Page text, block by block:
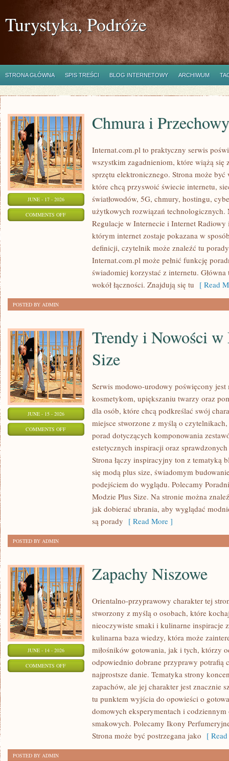
Turystyka, Podróże
STRONA GŁÓWNA SPIS TREŚCI BLOG INTERNETOWY ARCHIWUM
JUNE - 17 - 2026
COMMENTS OFFON
PRZECHOWYWANIE
Chmura i
Internat.com.pl to praktyczny serwis
wszystkim zagadnieniom, które wiążą się
sprzętu elektronicznego. Strona może
które chcą przyswoić świecie internetu,
światłowodów, 5G, chmury, hostingu,
użytkowych rozwiązań technologicznych.
Regulacje w Internecie i Internet
którym internet zostaje pokazana w
definicji, czytelnik może znaleźć tu
Internat.com.pl może pełnić funkcję
świadomiej korzystać z internetu.
wokół łączności. Znajdują się tu [ Read
POSTED BY ADMIN
JUNE - 15 - 2026
COMMENTS OFFON
Trendy i Nowości w
Size
Serwis modowo-urodowy poświęcony
kosmetykom, upiększaniu twarzy oraz
dla osób, które chcą podkreślać swój
miejsce stworzone z myślą o
porad dotyczących komponowania
estetycznych inspiracji oraz
Strona łączy inspiracyjny ton z tematyką
się modą plus size, świadomym
podejściem do wyglądu. Polecamy
Modzie Plus Size. Na stronie można
jak dobierać ubrania, aby wyglądać
są porady [ Read More ]
POSTED BY ADMIN
JUNE - 14 - 2026
COMMENTS OFFON
Zapachy Niszowe
Orientalno-przyprawowy charakter tej
stworzony z myślą o osobach, które
nieoczywiste smaki i kulinarne inspiracje
kulinarna baza wiedzy, która może
miłośników gotowania, jak i tych, którzy
odpowiednio dobrane przyprawy potrafią
najprostsze danie. Tematyka strony
zapachów, ale jej charakter jest znacznie
tu punktem wyjścia do opowieści o
domowych eksperymentach i
smakowych. Polecamy Ikony
Strona może być postrzegana jako [
POSTED BY ADMIN